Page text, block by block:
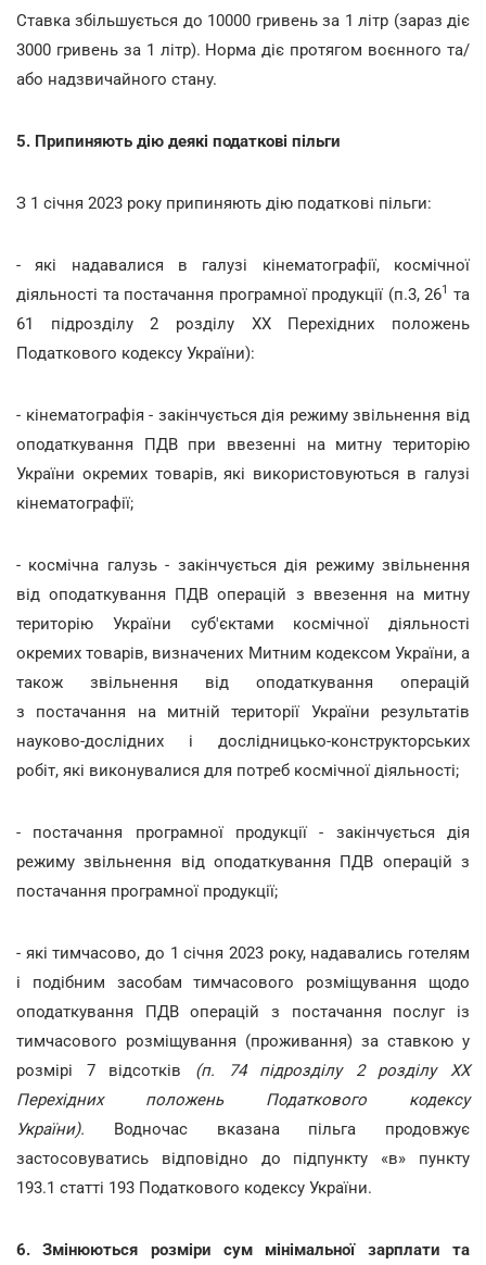
Ставка збільшується до 10000 гривень за 1 літр (зараз діє
3000 гривень за 1 літр). Норма діє протягом воєнного та/
або надзвичайного стану.
5. Припиняють дію деякі податкові пільги
З 1 січня 2023 року припиняють дію податкові пільги:
- які надавалися в галузі кінематографії, космічної
діяльності та постачання програмної продукції (п.3, 261 та
61 підрозділу 2 розділу ХХ Перехідних положень
Податкового кодексу України):
- кінематографія - закінчується дія режиму звільнення від
оподаткування ПДВ при ввезенні на митну територію
України окремих товарів, які використовуються в галузі
кінематографії;
- космічна галузь - закінчується дія режиму звільнення
від оподаткування ПДВ операцій з ввезення на митну
територію України суб'єктами космічної діяльності
окремих товарів, визначених Митним кодексом України, а
також звільнення від оподаткування операцій
з постачання на митній території України результатів
науково-дослідних і дослідницько-конструкторських
робіт, які виконувалися для потреб космічної діяльності;
- постачання програмної продукції - закінчується дія
режиму звільнення від оподаткування ПДВ операцій з
постачання програмної продукції;
- які тимчасово, до 1 січня 2023 року, надавались готелям
і подібним засобам тимчасового розміщування щодо
оподаткування ПДВ операцій з постачання послуг із
тимчасового розміщування (проживання) за ставкою у
розмірі 7 відсотків (п. 74 підрозділу 2 розділу ХХ
Перехідних положень Податкового кодексу
України). Водночас вказана пільга продовжує
застосовуватись відповідно до підпункту «в» пункту
193.1 статті 193 Податкового кодексу України.
6. Змінюються розміри сум мінімальної зарплати та